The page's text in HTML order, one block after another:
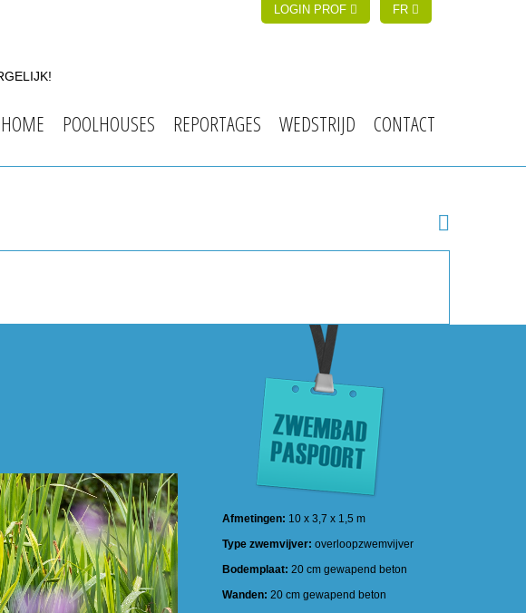
LOGIN PROF FR
POOLHOUSES REPORTAGES WEDSTRIJD CONTACT
Afmetingen: 10 x 3,7 x 1,5 m
Type zwemvijver: overloopzwemvijver
Bodemplaat: 20 cm gewapend beton
Wanden: 20 cm gewapend beton